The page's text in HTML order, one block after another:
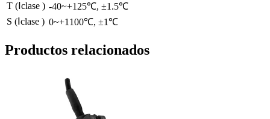
T (Ⅰclase ) -40~+125℃, ±1.5℃
S (Ⅰclase ) 0~+1100℃, ±1℃
Productos relacionados